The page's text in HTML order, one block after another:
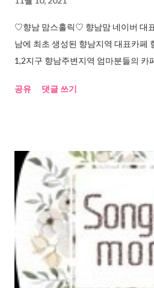
♡향남 맘스홀릭♡ 향남맘 네이버 대
남에 최초 생성된 향남지역 대표카페
1,2지구 향남주변지역 엄마분들의 카
공유 댓글 쓰기